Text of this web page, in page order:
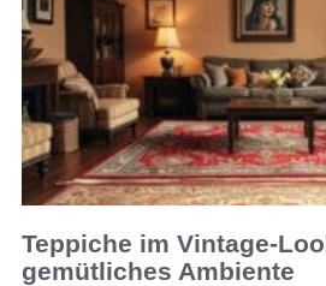
Teppiche im Vintage-
gemütliches Ambiente